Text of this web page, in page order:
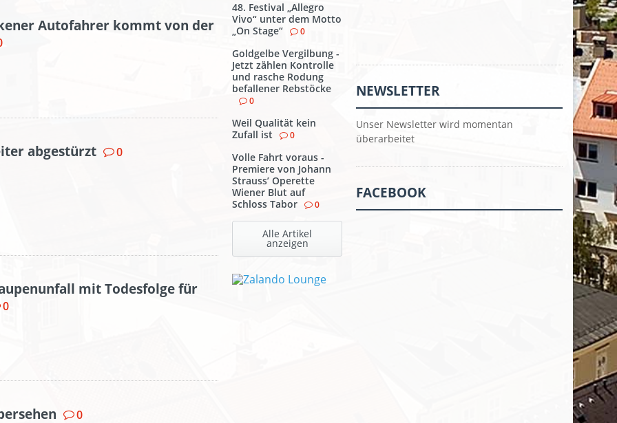
Autofahrer kommt von der
abgestürzt 0
mit Todesfolge für
0
0
48. Festival „Allegro
Vivo“ unter dem Motto
„On Stage“
0
Goldgelbe Vergilbung -
Jetzt zählen Kontrolle
und rasche Rodung
befallener Rebstöcke
0
Weil Qualität kein
Zufall ist
0
Volle Fahrt voraus -
Premiere von Johann
Strauss’ Operette
Wiener Blut auf
Schloss Tabor
0
Alle Artikel
anzeigen
NEWSLETTER
Unser Newsletter wird momentan
überarbeitet
FACEBOOK